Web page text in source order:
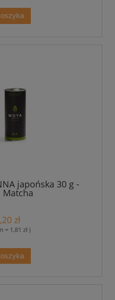
japońska 30 g -
Matcha
zł
= 1,81 zł )